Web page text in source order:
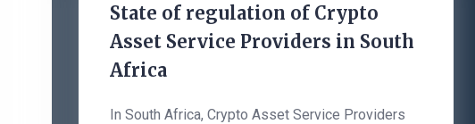
State of regulation of Crypto
Asset Service Providers in South
Africa
In South Africa, Crypto Asset Service Providers